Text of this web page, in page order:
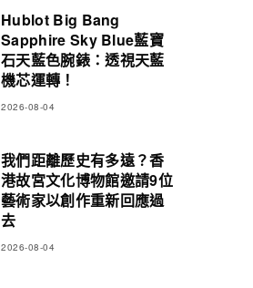
Hublot Big Bang
Sapphire Sky Blue藍寶
石天藍色腕錶：透視天藍
機芯運轉！
2026-08-04
我們距離歷史有多遠？香
港故宮文化博物館邀請9位
藝術家以創作重新回應過
去
2026-08-04